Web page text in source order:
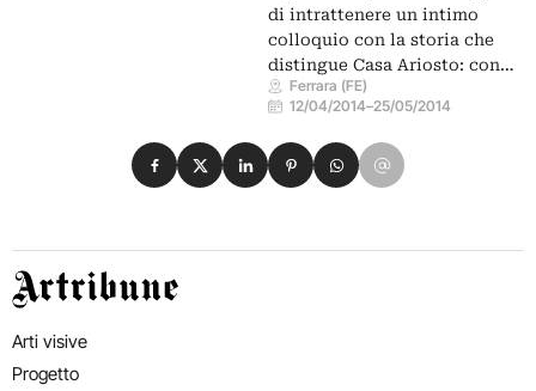
di intrattenere un intimo
colloquio con la storia che
distingue Casa Ariosto: con…
Ferrara (FE)
12/04/2014–25/05/2014
Condividi su Facebook
Condividi su X
Condividi su LinkedIn
Condividi su Pinterest
Condividi su WhatsApp
Condividi su Email
Artribune
Arti visive
Progetto